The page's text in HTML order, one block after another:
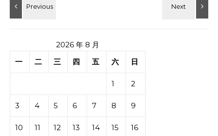
2026 年 8 月
一
二 三 四 五 六 日
1 2
3 4 5 6 7 8 9
10 11 12 13 14 15 16